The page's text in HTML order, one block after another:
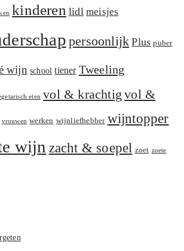
kinderen lidl meisjes
persoonlijk Plus puber
wijn school tiener Tweeling
eten vol & krachtig vol &
vrouwen werken wijnliefhebber wijntopper
wijn zacht & soepel zoet zoete